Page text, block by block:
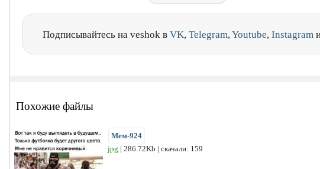
Подписывайтесь на veshok в VK, Telegram,Youtube, Instagram
Похожие файлы
Мем-924
jpg | 286.72Kb | скачали: 159